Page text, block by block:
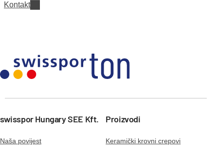
Kontakt
swisspor Hungary SEE Kft.
Naša povijest
Proizvodi
Keramički krovni crepovi